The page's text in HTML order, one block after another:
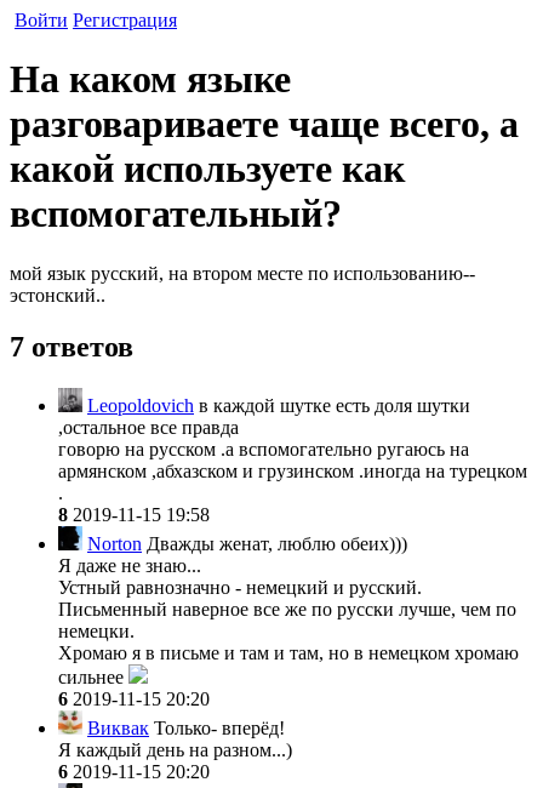
Войти Регистрация
На каком языке
разговариваете чаще всего, а
какой используете как
вспомогательный?
мой язык русский, на втором месте по использованию--
эстонский..
7 ответов
Leopoldovich в каждой шутке есть доля шутки
,остальное все правда
говорю на русском .а вспомогательно ругаюсь на
армянском ,абхазском и грузинском .иногда на турецком
.
8 2019-11-15 19:58
Norton Дважды женат, люблю обеих)))
Я даже не знаю...
Устный равнозначно - немецкий и русский.
Письменный наверное все же по русски лучше, чем по
немецки.
Хромаю я в письме и там и там, но в немецком хромаю
сильнее
6 2019-11-15 20:20
Виквак Только- вперёд!
Я каждый день на разном...)
6 2019-11-15 20:20